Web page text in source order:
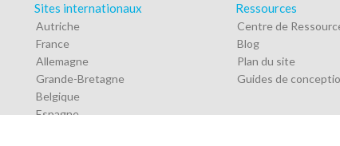
Sites internationaux
Autriche
France
Allemagne
Grande-Bretagne
Belgique
Espagne
Ressources
Centre de
Blog
Plan du site
Guides de